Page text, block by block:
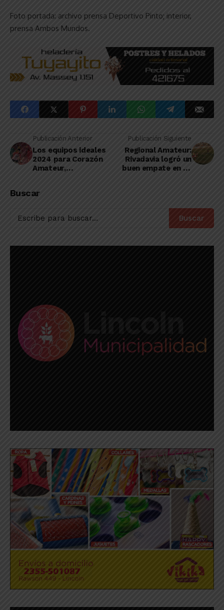
Foto portada: archivo prensa Deportivo Pinto; interior,
prensa Ambos Mundos.
Publicación Anterior
Los equipos ideales
2024 para Corazón
Amateur,
linqueños
Publicación Siguiente
Regional Amateur:
Rivadavia logró un
buen empate en su
Buscar
Buscar